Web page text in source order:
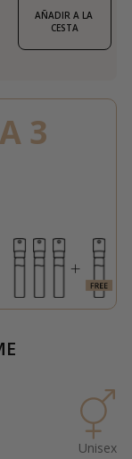
AÑADIR A LA
CESTA
3
Unisex